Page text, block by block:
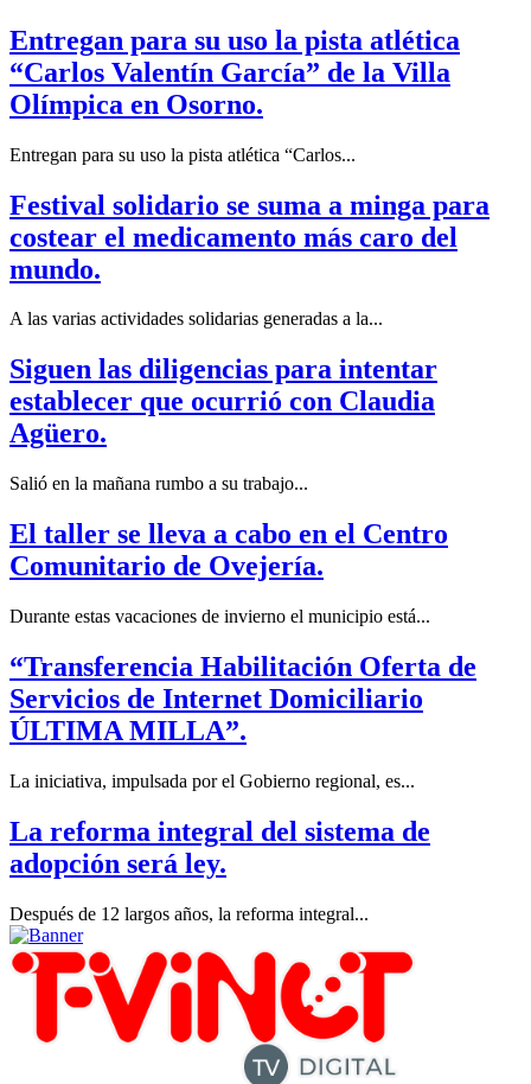
Entregan para su uso la pista atlética
“Carlos Valentín García” de la Villa
Olímpica en Osorno.
Entregan para su uso la pista atlética “Carlos...
Festival solidario se suma a minga para
costear el medicamento más caro del
mundo.
A las varias actividades solidarias generadas a la...
Siguen las diligencias para intentar
establecer que ocurrió con Claudia
Agüero.
Salió en la mañana rumbo a su trabajo...
El taller se lleva a cabo en el Centro
Comunitario de Ovejería.
Durante estas vacaciones de invierno el municipio está...
“Transferencia Habilitación Oferta de
Servicios de Internet Domiciliario
ÚLTIMA MILLA”.
La iniciativa, impulsada por el Gobierno regional, es...
La reforma integral del sistema de
adopción será ley.
Después de 12 largos años, la reforma integral...